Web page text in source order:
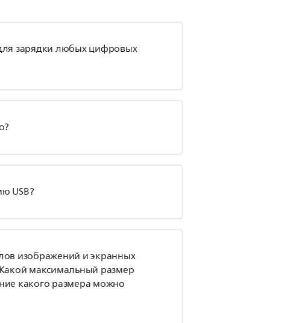
зарядки любых цифровых
USB?
изображений и экранных
максимальный размер
какого размера можно